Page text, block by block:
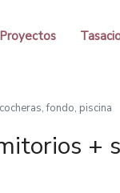
Proyectos
fondo, piscina
+